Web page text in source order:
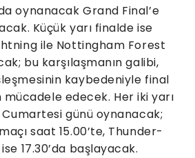
oynanacak Grand Final’e
Küçük yarı finalde ise
ile Nottingham Forest
bu karşılaşmanın galibi,
kaybedeniyle final
edecek. Her iki yarı
günü oynanacak;
saat 15.00’te, Thunder-
17.30’da başlayacak.